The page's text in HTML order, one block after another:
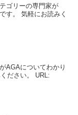
ゴリーの専門家が
す。 気軽にお読みく
AGAについてわかり
ください。 URL: